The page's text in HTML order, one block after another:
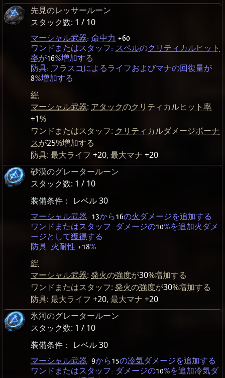
先見のレッサールーン
スタック数: 1 / 10
マーシャル武器: 命中力 +60
ワンドまたはスタッフ: スペルのクリティカルヒット
率が16%増加する
防具: フラスコ によるライフおよびマナの回復量が
8%増加する
絆
マーシャル武器: アタックのクリティカルヒット率
+1%
ワンドまたはスタッフ: クリティカルダメージボーナ
スが25%増加する
防具: 最大ライフ +20, 最大マナ +20
砂漠のグレータールーン
スタック数: 1 / 10
装備条件： レベル 30
マーシャル武器: 13から16の火 ダメージを追加する
ワンドまたはスタッフ: ダメージの10%を追加火ダメ
ージとして獲得する
防具: 火耐性 +18%
絆
マーシャル武器: 発火の強度が30%増加する
ワンドまたはスタッフ: 発火の強度が30%増加する
防具: 最大ライフ +20, 最大マナ +20
氷河のグレータールーン
スタック数: 1 / 10
装備条件： レベル 30
マーシャル武器: 9から15の冷気ダメージを追加する
ワンドまたはスタッフ: ダメージの10%を追加冷気ダ